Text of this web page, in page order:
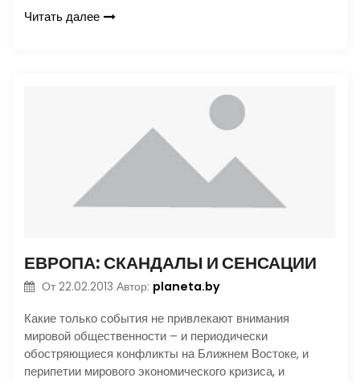
Читать далее
ЕВРОПА: СКАНДАЛЫ И СЕНСАЦИИ
От 22.02.2013 Автор: planeta.by
Какие только события не привлекают внимания
мировой общественности – и периодически
обостряющиеся конфликты на Ближнем Востоке, и
перипетии мирового экономического кризиса, и